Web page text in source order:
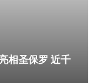
相圣保罗 近千